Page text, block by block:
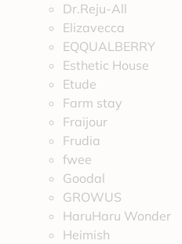
Dr.Reju-All
Elizavecca
EQQUALBERRY
Esthetic House
Etude
Farm stay
Fraijour
Frudia
fwee
Goodal
GROWUS
HaruHaru Wonder
Heimish